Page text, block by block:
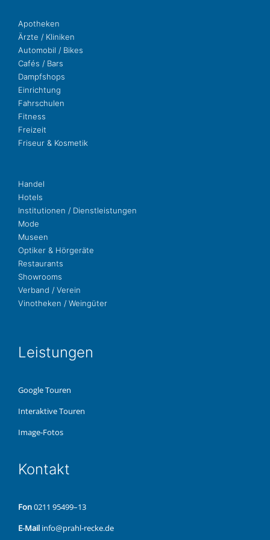
Apo­the­ken
Ärzte / Kliniken
Auto­mo­bil / Bikes
Cafés / Bars
Dampf­shops
Ein­rich­tung
Fahr­schu­len
Fit­ness
Freizeit
Fri­seur & Kosmetik
Handel
Hotels
Insti­tu­tio­nen / Dienstleistungen
Mode
Museen
Opti­ker & Hörgeräte
Restau­rants
Show­rooms
Ver­band / Verein
Vino­the­ken / Weingüter
Leis­tun­gen
Google Touren
Inter­ak­ti­ve Touren
Image-Fotos
Kon­takt
Fon0211 95499–13
E‑Mail info@prahl-recke.de